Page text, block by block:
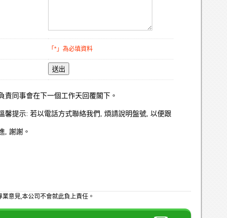
「*」為必填資料
送出
責同事會在下一個工作天回覆閣下。
馨提示: 若以電話方式聯絡我們, 煩請說明盤號, 以便跟
, 謝謝。
意見,本公司不會就此負上責任。